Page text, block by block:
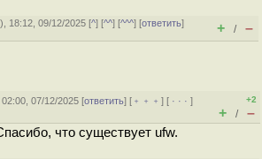
), 18:12, 09/12/2025 [^] [^^] [^^^] [ответить]
+ / –
02:00, 07/12/2025 [ответить] [ ﹢﹢﹢] [ · · ·]
+2
+ / –
что существует ufw.